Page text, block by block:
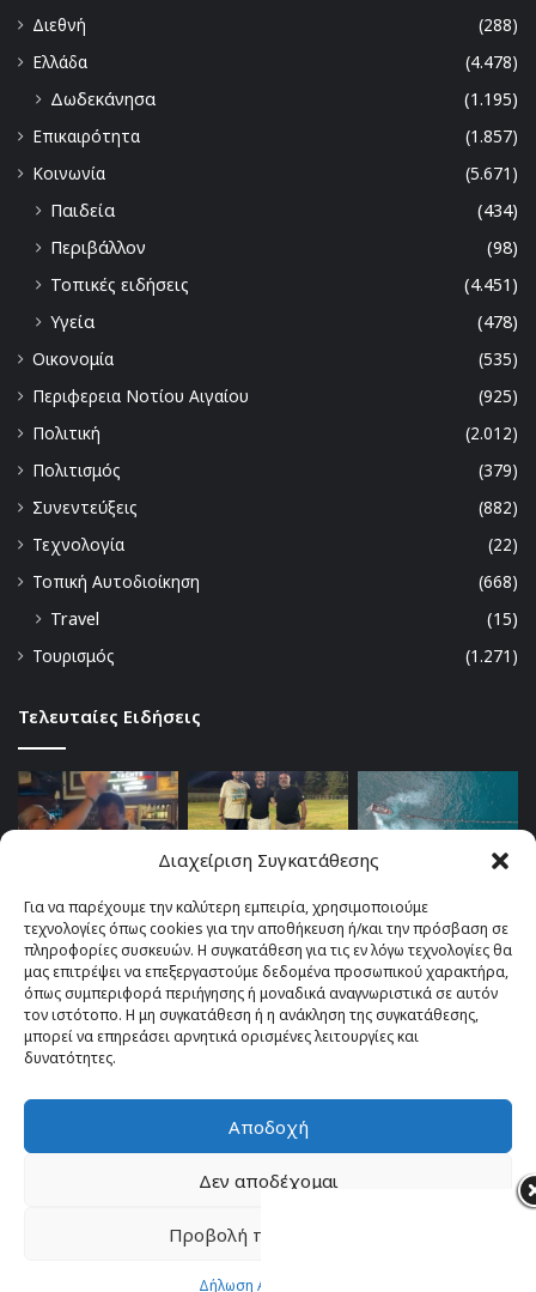
Διαχείριση Συγκατάθεσης
Για να παρέχουμε την καλύτερη εμπειρία, χρησιμοποιούμε
τεχνολογίες όπως cookies για την αποθήκευση ή/και την πρόσβαση σε
πληροφορίες συσκευών. Η συγκατάθεση για τις εν λόγω τεχνολογίες θα
μας επιτρέψει να επεξεργαστούμε δεδομένα προσωπικού χαρακτήρα,
όπως συμπεριφορά περιήγησης ή μοναδικά αναγνωριστικά σε αυτόν
τον ιστότοπο. Η μη συγκατάθεση ή η ανάκληση της συγκατάθεσης,
μπορεί να επηρεάσει αρνητικά ορισμένες λειτουργίες και
δυνατότητες.
Αποδοχή
Δεν αποδέχομαι
Προβολή προτιμήσεων
Δήλωση Απορρήτου
Διεθνή
(288)
Ελλάδα
(4.478)
Δωδεκάνησα
(1.195)
Επικαιρότητα
(1.857)
Κοινωνία
(5.671)
Παιδεία
(434)
Περιβάλλον
(98)
Τοπικές ειδήσεις
(4.451)
Υγεία
(478)
Οικονομία
(535)
Περιφερεια Νοτίου Αιγαίου
(925)
Πολιτική
(2.012)
Πολιτισμός
(379)
Συνεντεύξεις
(882)
Τεχνολογία
(22)
Τοπική Αυτοδιοίκηση
(668)
Travel
(15)
Τουρισμός
(1.271)
Τελευταίες Ειδήσεις
© Copyright 2026, All Rights Reserved |TOP fm 102.4